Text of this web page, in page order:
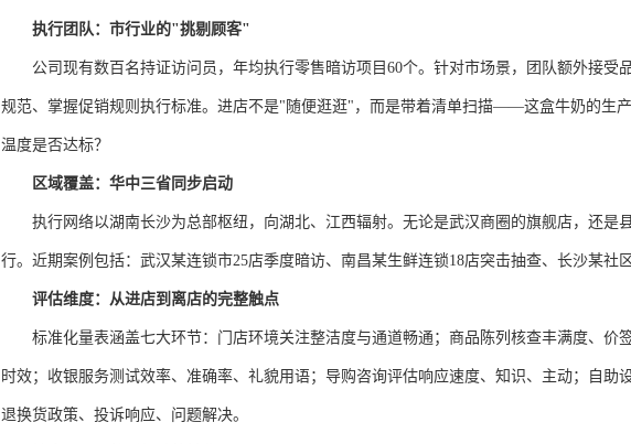
执行团队：市行业的"挑剔顾客"
公司现有数百名持证访问员，年均执行零售暗访项目 60个。针对市场景，团队额外接受
规范、掌握促销规则执行标准。进店不是" 随便逛逛" ，而是带着清单扫描——这盒牛奶的生
温度是否达标？
区域覆盖：华中三省同步启动
执行网络以湖南长沙为总部枢纽，向湖北、江西辐射。无论是武汉商圈的旗舰店，还
行。近期案例包括：武汉某连锁市25店季度暗访、南昌某生鲜连锁18店突击抽查、长沙某社
评估维度：从进店到离店的完整触点
标准化量表涵盖七大环节：门店环境关注整洁度与通道畅通；商品陈列核查丰满度、价
时效；收银服务测试效率、准确率、礼貌用语；导购咨询评估响应速度、知识、主动；自助
退换货政策、投诉响应、问题解决。